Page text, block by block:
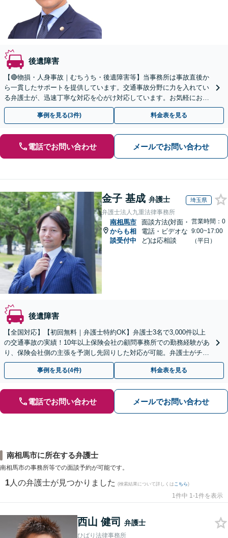
後遺障害
【🔴物損・人身事故｜むちうち・後遺障害等】当事務所は事故直後か
ら一貫したサポートを提供しています。交通事故分野に力を入れてい
る弁護士が、迅速丁寧な対応を心がけ対応しています。お気軽にお問
い合わせください。◤完全予約制・初回法律相談無料◢
事例を見る(3件) 料金表を見る
電話でお問い合わせ メールでお問い合わせ
金子 基成 弁護士 埼玉県
弁護士法人九重法律事務所
南相馬市
からも相
談受付中
面談方法(対面・
電話・ビデオな
ど)は応相談
営業時間：0
9:00~17:00
（平日）
後遺障害
【全国対応】【初回無料｜弁護士特約OK】弁護士3名で3,000件以上
の交通事故の実績！10年以上保険会社の顧問事務所での勤務経験があ
り、保険会社側の主張を予測し先回りした対応が可能。弁護士がチー
ムとなり示談交渉、休業損害、後遺障害等に対応。
事例を見る(4件) 料金表を見る
電話でお問い合わせ メールでお問い合わせ
南相馬市に所在する弁護士
南相馬市の事務所等での面談予約が可能です。
1 人の弁護士が見つかりました (検索結果について詳しくは こちら)
1件中 1-1件を表示
西山 健司 弁護士
ひばり法律事務所